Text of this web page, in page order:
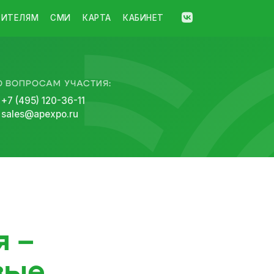
СМИ КАРТА КАБИНЕТ
ВОПРОСАМ УЧАСТИЯ:
+7 (495) 120-36-11
sales@apexpo.ru
–